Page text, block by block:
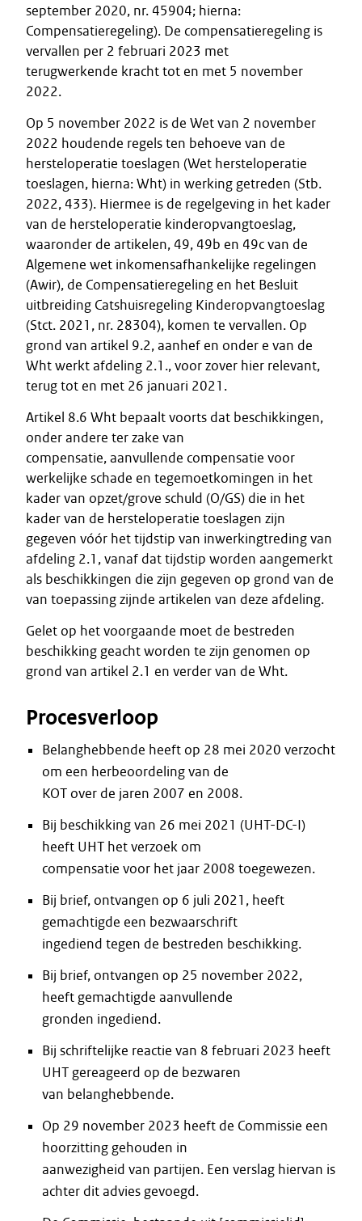
september 2020, nr. 45904; hierna:
Compensatieregeling). De compensatieregeling is
vervallen per 2 februari 2023 met
terugwerkende kracht tot en met 5 november
2022.
Op 5 november 2022 is de Wet van 2 november
2022 houdende regels ten behoeve van de
hersteloperatie toeslagen (Wet hersteloperatie
toeslagen, hierna: Wht) in werking getreden (Stb.
2022, 433). Hiermee is de regelgeving in het kader
van de hersteloperatie kinderopvangtoeslag,
waaronder de artikelen, 49, 49b en 49c van de
Algemene wet inkomensafhankelijke regelingen
(Awir), de Compensatieregeling en het Besluit
uitbreiding Catshuisregeling Kinderopvangtoeslag
(Stct. 2021, nr. 28304), komen te vervallen. Op
grond van artikel 9.2, aanhef en onder e van de
Wht werkt afdeling 2.1., voor zover hier relevant,
terug tot en met 26 januari 2021.
Artikel 8.6 Wht bepaalt voorts dat beschikkingen,
onder andere ter zake van
compensatie, aanvullende compensatie voor
werkelijke schade en tegemoetkomingen in het
kader van opzet/grove schuld (O/GS) die in het
kader van de hersteloperatie toeslagen zijn
gegeven vóór het tijdstip van inwerkingtreding van
afdeling 2.1, vanaf dat tijdstip worden aangemerkt
als beschikkingen die zijn gegeven op grond van de
van toepassing zijnde artikelen van deze afdeling.
Gelet op het voorgaande moet de bestreden
beschikking geacht worden te zijn genomen op
grond van artikel 2.1 en verder van de Wht.
Procesverloop
Belanghebbende heeft op 28 mei 2020 verzocht
om een herbeoordeling van de
KOT over de jaren 2007 en 2008.
Bij beschikking van 26 mei 2021 (UHT-DC-I)
heeft UHT het verzoek om
compensatie voor het jaar 2008 toegewezen.
Bij brief, ontvangen op 6 juli 2021, heeft
gemachtigde een bezwaarschrift
ingediend tegen de bestreden beschikking.
Bij brief, ontvangen op 25 november 2022,
heeft gemachtigde aanvullende
gronden ingediend.
Bij schriftelijke reactie van 8 februari 2023 heeft
UHT gereageerd op de bezwaren
van belanghebbende.
Op 29 november 2023 heeft de Commissie een
hoorzitting gehouden in
aanwezigheid van partijen. Een verslag hiervan is
achter dit advies gevoegd.